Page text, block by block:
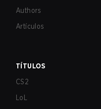
Authors
Artículos
TÍTULOS
CS2
LoL